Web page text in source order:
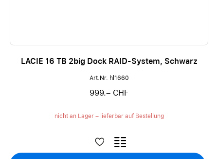
LACIE 16 TB 2big Dock RAID-System, Schwarz
Art.Nr. hl1660
999.– CHF
nicht an Lager – lieferbar auf Bestellung